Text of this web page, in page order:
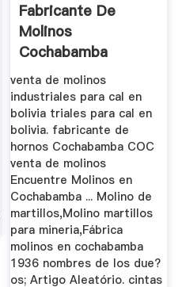
Fabricante De
Molinos
Cochabamba
venta de molinos
industriales para cal en
bolivia triales para cal en
bolivia. fabricante de
hornos Cochabamba COC
venta de molinos
Encuentre Molinos en
Cochabamba ... Molino de
martillos,Molino martillos
para mineria,Fábrica
molinos en cochabamba
1936 nombres de los due?
os; Artigo Aleatório. cintas